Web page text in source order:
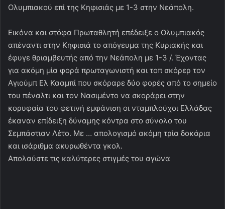
Ολυμπιακού επί της Κηφισιάς με 1-3 στην Νεάπολη.
Εικόνα και στόφα Πρωταθλητή επέδειξε ο Ολυμπιακός
απέναντι στην Κηφισιά το απόγευμα της Κυριακής και
έφυγε θριαμβευτής από την Νεάπολη με 1-3 /. Έχοντας
για ακόμη μία φορά πρωταγωνιστή και τοπ σκόρερ τον
Αγιούμπ Ελ Κααμπί που σκόραρε δύο φορές από το σημείο
του πέναλτι και τον Νασιμέντο να σκοράρει στην
κορυφαία του φετινή εμφάνιση οι νταμπλούχοι Ελλάδας
έκαναν επίδειξη δύναμης κόντρα στο σύνολο του
Σεμπάστιαν Λέτο. Με … απολογισμό ακόμη τρία δοκάρια
και ισάριθμα ακυρωθέντα γκολ.
Απολαύστε τις καλύτερες στιγμές του αγώνα